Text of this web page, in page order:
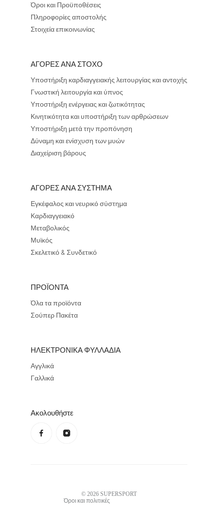
Όροι και Προϋποθέσεις
Πληροφορίες αποστολής
Στοιχεία επικοινωνίας
ΑΓΟΡΕΣ ΑΝΑ ΣΤΟΧΟ
Υποστήριξη καρδιαγγειακής λειτουργίας και αντοχής
Γνωστική λειτουργία και ύπνος
Υποστήριξη ενέργειας και ζωτικότητας
Κινητικότητα και υποστήριξη των αρθρώσεων
Υποστήριξη μετά την προπόνηση
Δύναμη και ενίσχυση των μυών
Διαχείριση βάρους
ΑΓΟΡΕΣ ΑΝΑ ΣΥΣΤΗΜΑ
Εγκέφαλος και νευρικό σύστημα
Καρδιαγγειακό
Μεταβολικός
Μυϊκός
Σκελετικό & Συνδετικό
ΠΡΟΪΟΝΤΑ
Όλα τα προϊόντα
Σούπερ Πακέτα
ΗΛΕΚΤΡΟΝΙΚΑ ΦΥΛΛΑΔΙΑ
Αγγλικά
Γαλλικά
Ακολουθήστε
© 2026 SUPERSPORT
Όροι και πολιτικές
Πολιτική απορρήτου
Πολιτική επιστροφής χρημάτων